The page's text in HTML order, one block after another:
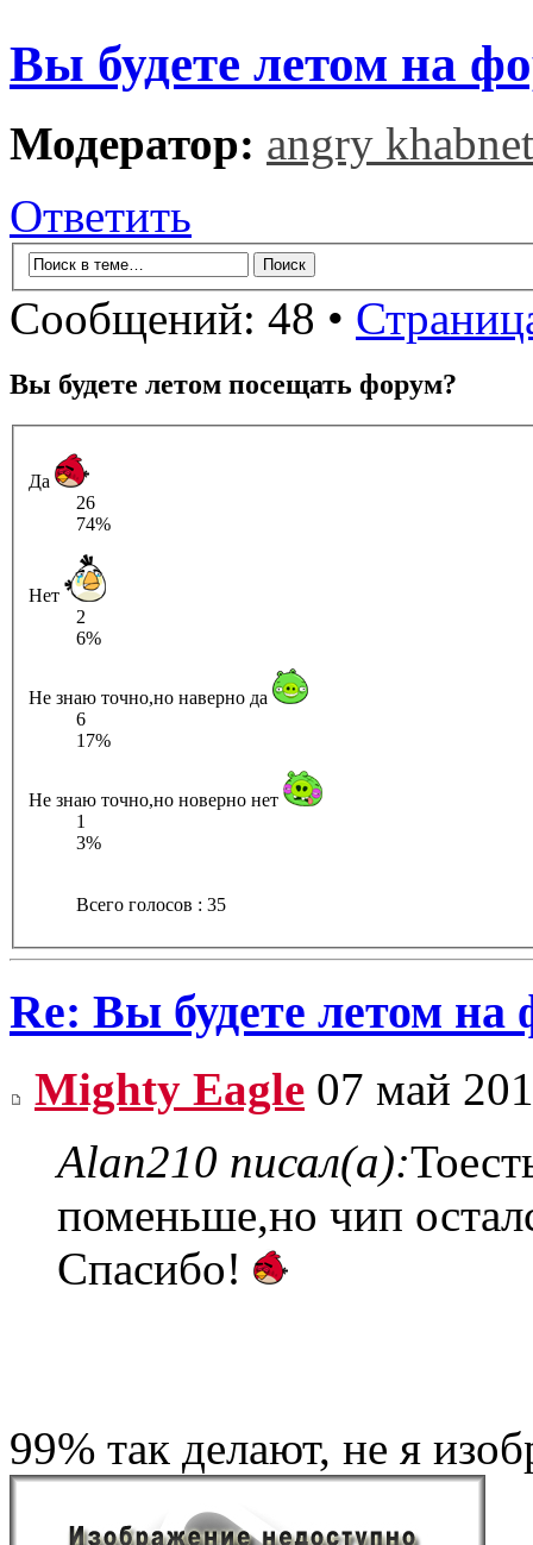
Вы будете летом на
Модератор: angry khabnet
Ответить
Сообщений: 48 •
Вы будете летом посещать форум?
Да
26
74%
Нет
2
6%
Не знаю точно,но наверно да
6
17%
Не знаю точно,но новерно нет
1
3%
Всего голосов : 35
Re: Вы будете летом на
Mighty Eagle 07 май
Alan210 писал(а):
поменьше,но чип
Спасибо!
99% так делают, не я